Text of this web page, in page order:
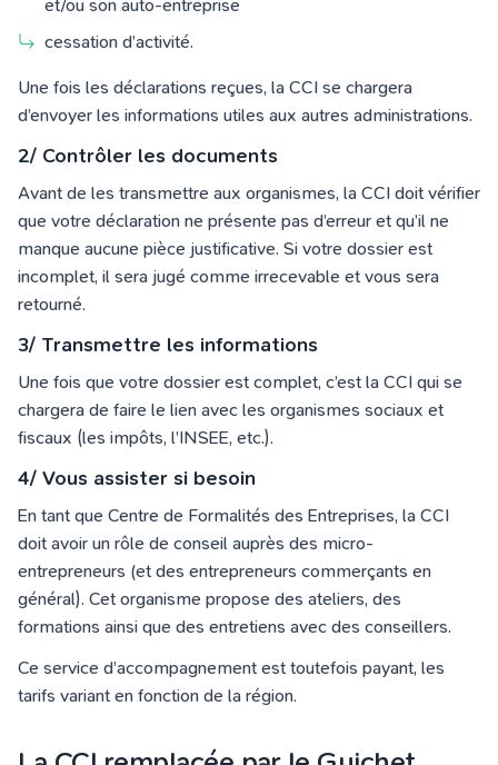
et/ou son auto-entreprise
cessation d’activité.
Une fois les déclarations reçues, la CCI se chargera
d’envoyer les informations utiles aux autres administrations.
2/ Contrôler les documents
Avant de les transmettre aux organismes, la CCI doit vérifier
que votre déclaration ne présente pas d’erreur et qu’il ne
manque aucune pièce justificative. Si votre dossier est
incomplet, il sera jugé comme irrecevable et vous sera
retourné.
3/ Transmettre les informations
Une fois que votre dossier est complet, c’est la CCI qui se
chargera de faire le lien avec les organismes sociaux et
fiscaux (les impôts, l’INSEE, etc.).
4/ Vous assister si besoin
En tant que Centre de Formalités des Entreprises, la CCI
doit avoir un rôle de conseil auprès des micro-
entrepreneurs (et des entrepreneurs commerçants en
général). Cet organisme propose des ateliers, des
formations ainsi que des entretiens avec des conseillers.
Ce service d’accompagnement est toutefois payant, les
tarifs variant en fonction de la région.